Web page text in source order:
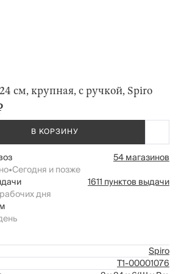
см, крупная, с ручкой, Spiro
В КОРЗИНУ
54 магазинов
•Сегодня и позже
1611 пунктов выдачи
дня
Spiro
Т1-00001076